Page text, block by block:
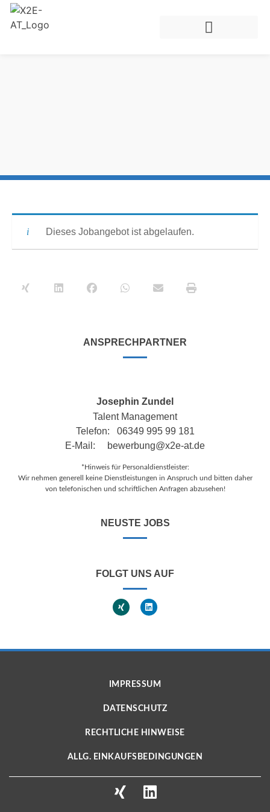
Dieses Jobangebot ist abgelaufen.
ANSPRECHPARTNER
Josephin Zundel
Talent Management
Telefon: 06349 995 99 181
E-Mail:
bewerbung@x2e-at.de
*Hinweis für Personaldienstleister:
Wir nehmen generell keine Dienstleistungen in Anspruch und bitten daher
von telefonischen und schriftlichen Anfragen abzusehen!
NEUSTE JOBS
FOLGT UNS AUF
IMPRESSUM
DATENSCHUTZ
RECHTLICHE HINWEISE
ALLG. EINKAUFSBEDINGUNGEN